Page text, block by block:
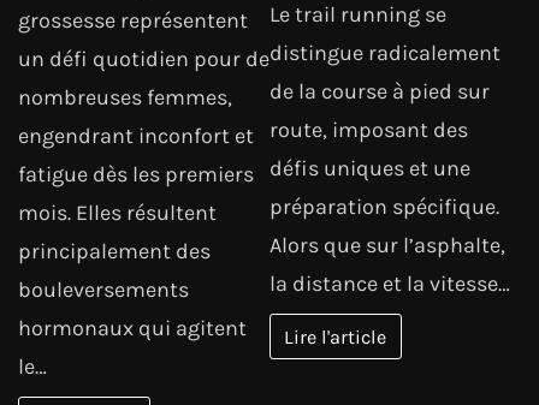
grossesse représentent
un défi quotidien pour de
nombreuses femmes,
engendrant inconfort et
fatigue dès les premiers
mois. Elles résultent
principalement des
bouleversements
hormonaux qui agitent
le…
Le trail running se
distingue radicalement
de la course à pied sur
route, imposant des
défis uniques et une
préparation spécifique.
Alors que sur l’asphalte,
la distance et la vitesse…
Lire l'article